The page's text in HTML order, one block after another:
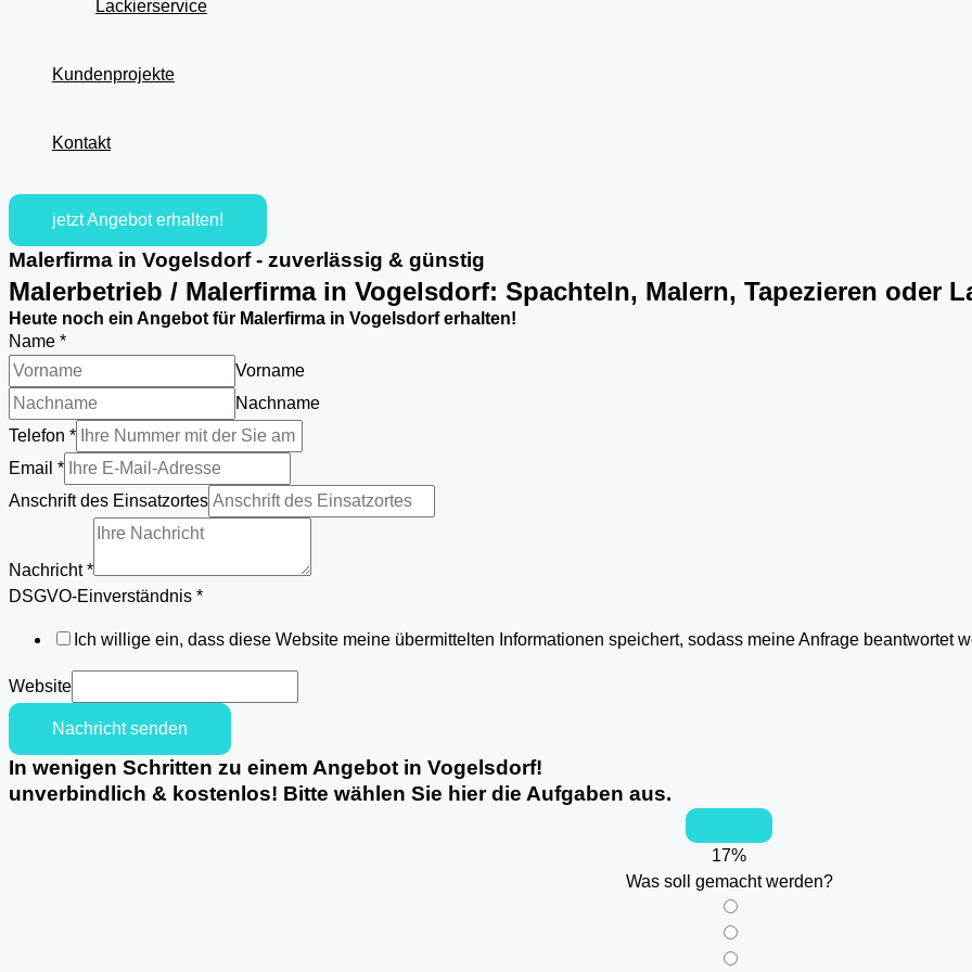
Lackierservice
Kundenprojekte
Kontakt
jetzt Angebot erhalten!
Malerfirma in Vogelsdorf - zuverlässig & günstig
Malerbetrieb / Malerfirma in Vogelsdorf: Spachteln, Malern, Tapezieren oder
Heute noch ein Angebot für Malerfirma in Vogelsdorf erhalten!
Name *
Vorname
Nachname
Telefon *
Email *
Anschrift des Einsatzortes
Nachricht*
Einsatzortes
Einverständnis
Anschrift
DSGVO-Einverständnis *
Ich willige ein, dass diese Website meine übermittelten Informationen speichert, sodass meine Anfrage beantwortet
Website
Nachricht senden
In wenigen Schritten zu einem Angebot in Vogelsdorf!
unverbindlich & kostenlos! Bitte wählen Sie hier die Aufgaben aus.
17%
Was soll gemacht werden?